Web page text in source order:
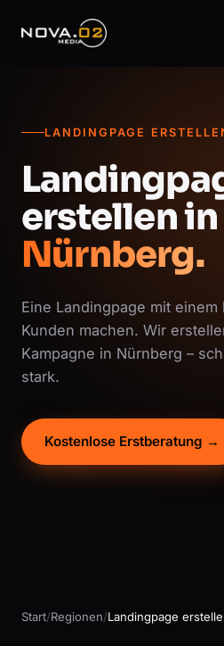
LANDINGPAGE
erstellen in
Nürnberg.
Eine Landingpage mit
Kunden machen. Wir
Kampagne in Nürnberg –
stark.
Kostenlose Erstberatung →
Start/Regionen/Landingpage